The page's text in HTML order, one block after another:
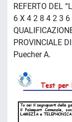
REFERTO DEL
6 X 4 2 8 4 2 3 6
PROVINCIALE
Puecher A.